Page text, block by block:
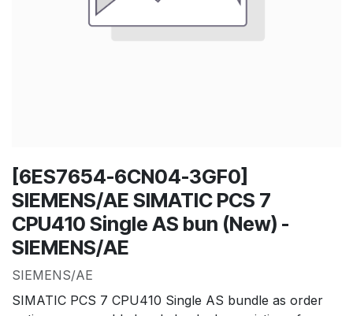
[6ES7654-6CN04-3GF0]
SIEMENS/AE SIMATIC PCS 7
CPU410 Single AS bun (New) -
SIEMENS/AE
SIEMENS/AE
SIMATIC PCS 7 CPU410 Single AS bundle as order